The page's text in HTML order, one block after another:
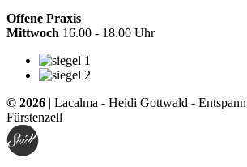
Offene Praxis
Mittwoch 16.00 - 18.00 Uhr
© 2026 | Lacalma - Heidi Gottwald -
Fürstenzell